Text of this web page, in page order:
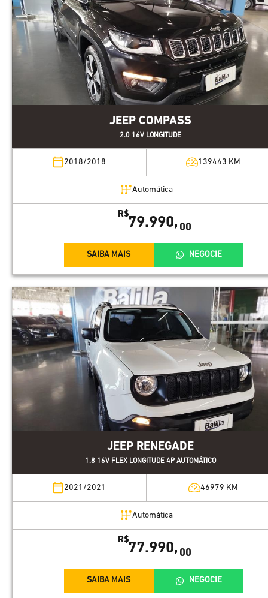
JEEP COMPASS
2.0 16V LONGITUDE
2018/2018 139443 KM
Automática
R$
79.990, 00
SAIBA MAIS NEGOCIE
JEEP RENEGADE
1.8 16V FLEX LONGITUDE 4P AUTOMÁTICO
2021/2021 46979 KM
Automática
R$
77.990, 00
SAIBA MAIS NEGOCIE